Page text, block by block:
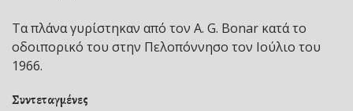
Τα πλάνα γυρίστηκαν από τον A. G. Bonar κατά το
οδοιπορικό του στην Πελοπόννησο τον Ιούλιο του
1966.
Συντεταγμένες